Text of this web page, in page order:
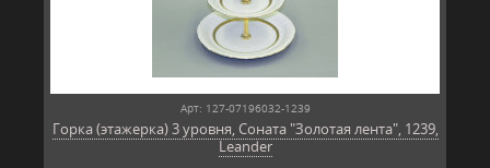
Арт: 127-07196032-1239
Горка (этажерка) 3 уровня, Соната "Золотая лента", 1239,
Leander